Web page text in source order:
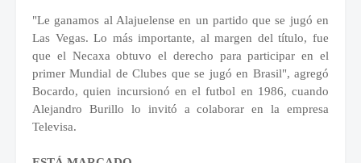
"Le ganamos al Alajuelense en un partido que se jugó en
Las Vegas. Lo más importante, al margen del título, fue
que el Necaxa obtuvo el derecho para participar en el
primer Mundial de Clubes que se jugó en Brasil", agregó
Bocardo, quien incursionó en el futbol en 1986, cuando
Alejandro Burillo lo invitó a colaborar en la empresa
Televisa.